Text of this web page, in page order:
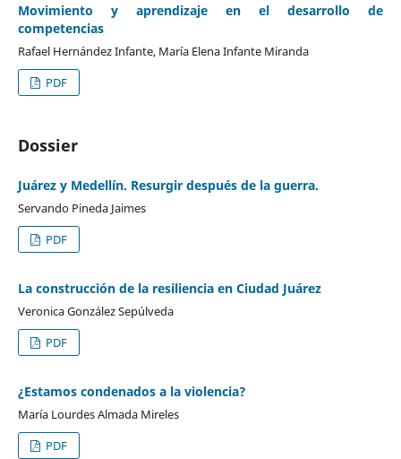
Movimiento y aprendizaje en el desarrollo de
competencias
Rafael Hernández Infante, María Elena Infante Miranda
PDF
Dossier
Juárez y Medellín. Resurgir después de la guerra.
Servando Pineda Jaimes
PDF
La construcción de la resiliencia en Ciudad Juárez
Veronica González Sepúlveda
PDF
¿Estamos condenados a la violencia?
María Lourdes Almada Mireles
PDF